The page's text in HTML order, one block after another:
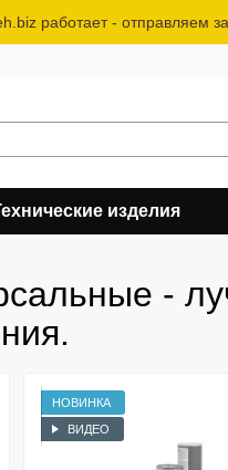
работает - отправляем
изделия
-
НОВИНКА
ВИДЕО